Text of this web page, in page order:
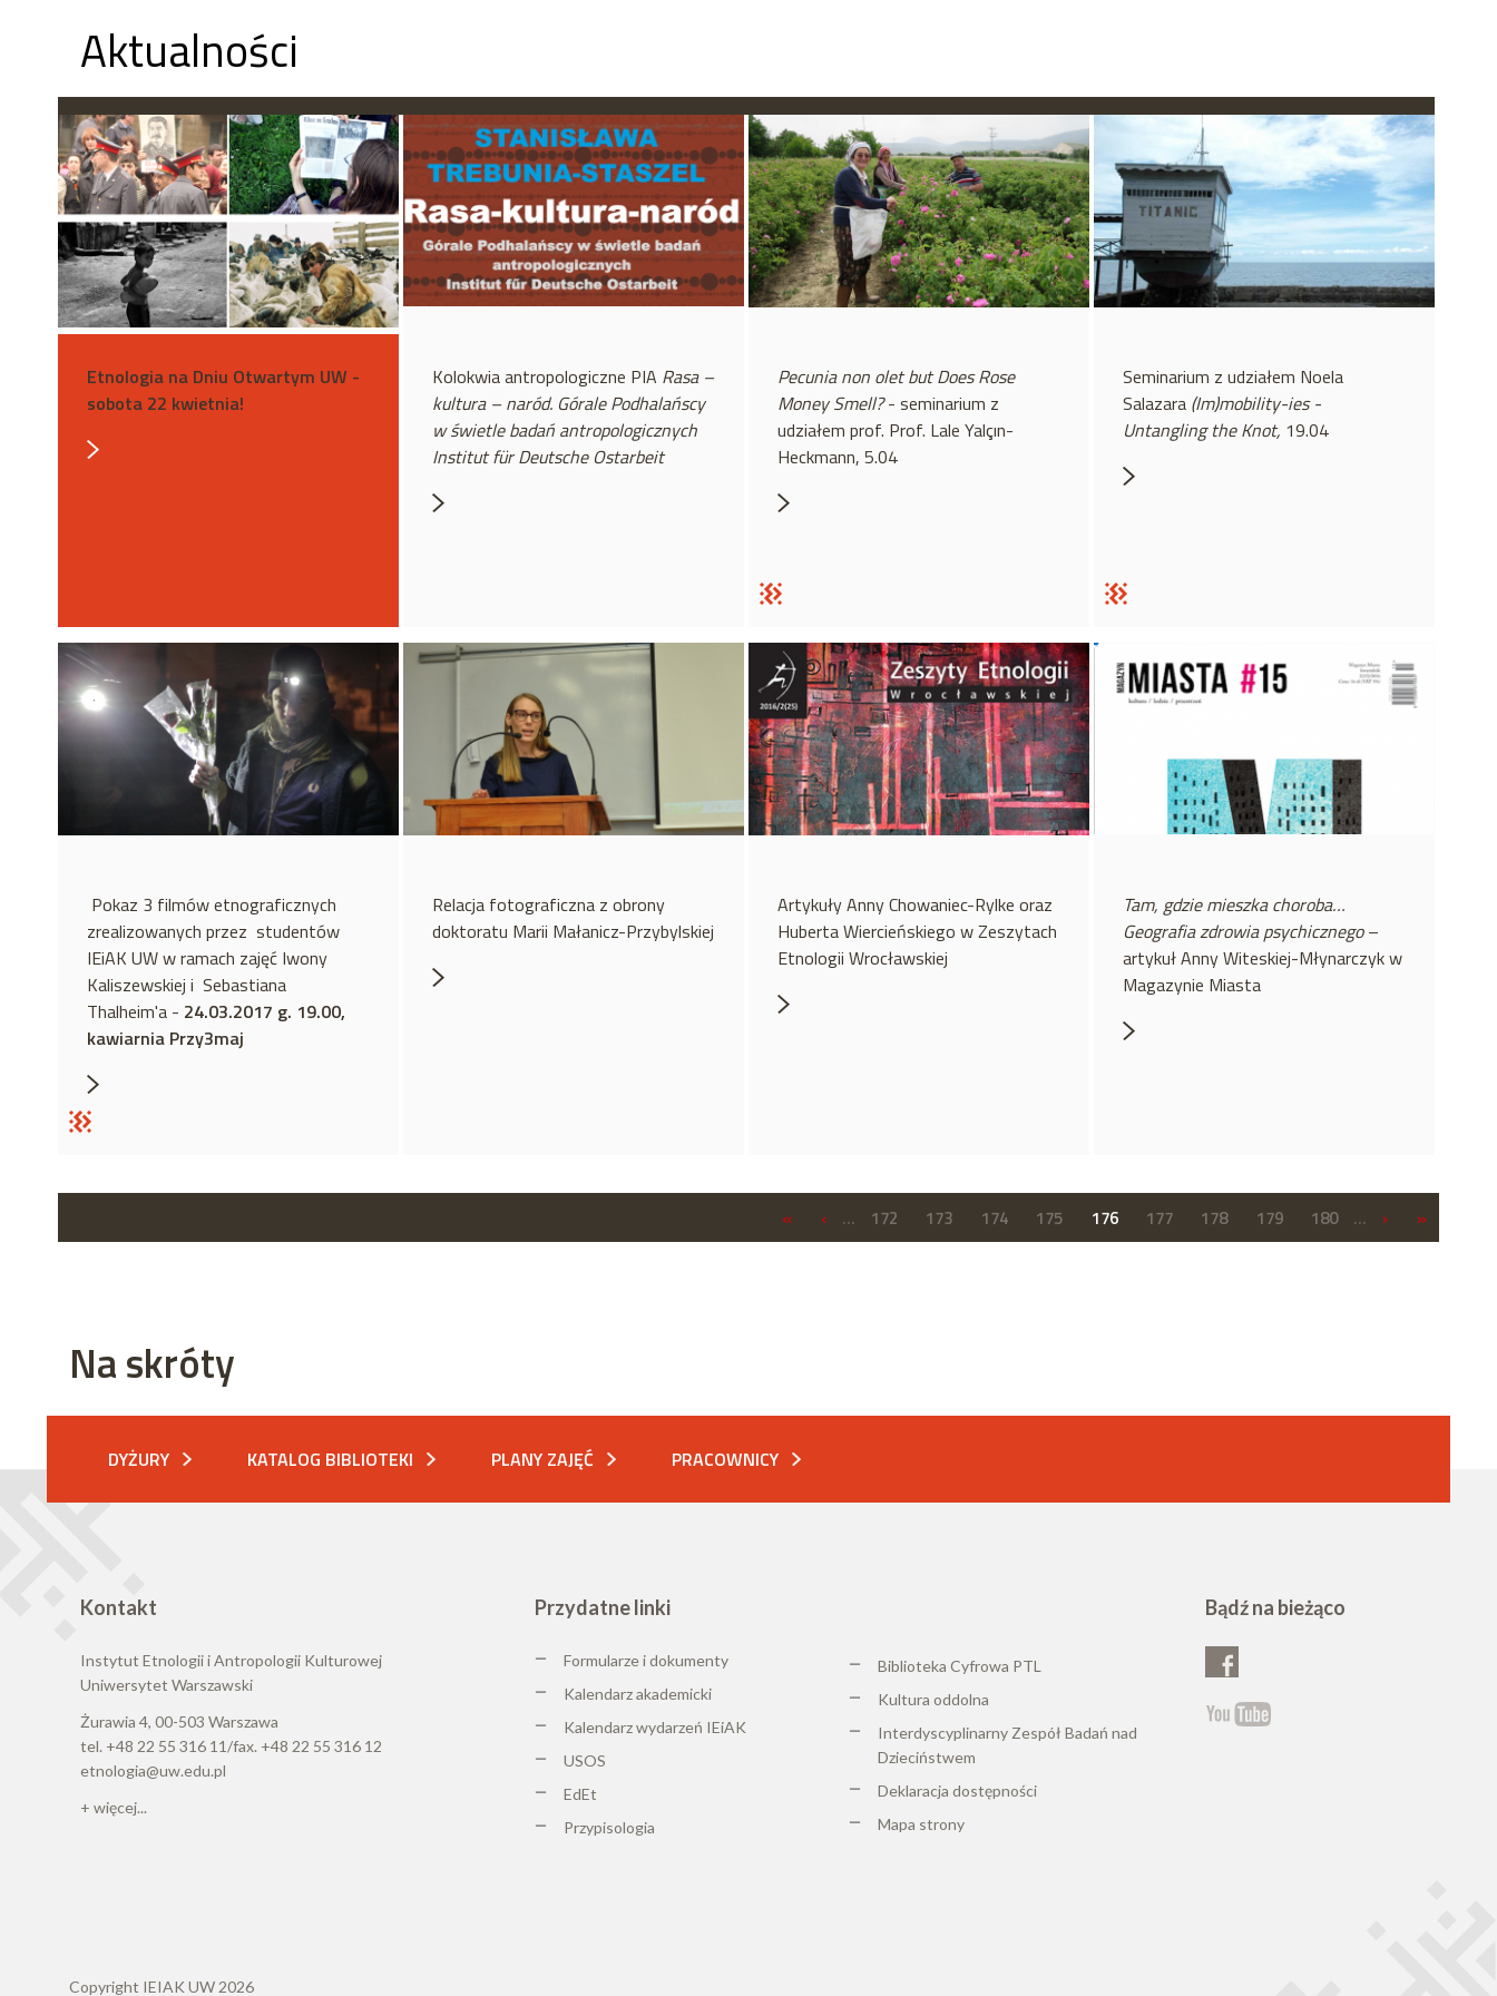
Aktualności
Etnologia na Dniu Otwartym UW -
sobota 22 kwietnia!
Kolokwia antropologiczne PIA Rasa –
kultura – naród. Górale Podhalańscy
w świetle badań antropologicznych
Institut für Deutsche Ostarbeit
Pecunia non olet but Does Rose
Money Smell?- seminarium z
udziałem prof. Prof. Lale Yalçın-
Heckmann, 5.04
Seminarium z udziałem Noela
Salazara (Im)mobility-ies -
Untangling the Knot, 19.04
Pokaz 3 filmów etnograficznych
zrealizowanych przez studentów
IEiAK UW w ramach zajęć Iwony
Kaliszewskiej i Sebastiana
Thalheim'a - 24.03.2017 g. 19.00,
kawiarnia Przy3maj
Relacja fotograficzna z obrony
doktoratu Marii Małanicz-Przybylskiej
Artykuły Anny Chowaniec-Rylke oraz
Huberta Wiercieńskiego w Zeszytach
Etnologii Wrocławskiej
Tam, gdzie mieszka choroba…
Geografia zdrowia psychicznego–
artykuł Anny Witeskiej-Młynarczyk w
Magazynie Miasta
« ‹ … 172 173 174 175 176 177 178 179 180 … › »
Na skróty
DYŻURY KATALOG BIBLIOTEKI PLANY ZAJĘĆ PRACOWNICY
Kontakt
Instytut Etnologii i Antropologii Kulturowej
Uniwersytet Warszawski
Żurawia 4, 00-503 Warszawa
tel. +48 22 55 316 11/fax. +48 22 55 316 12
etnologia@uw.edu.pl
+ więcej...
Przydatne linki
Formularze i dokumenty
Kalendarz akademicki
Kalendarz wydarzeń IEiAK
USOS
EdEt
Przypisologia
Biblioteka Cyfrowa PTL
Kultura oddolna
Interdyscyplinarny Zespół Badań nad
Dzieciństwem
Deklaracja dostępności
Mapa strony
Bądź na bieżąco
Copyright IEIAK UW 2026